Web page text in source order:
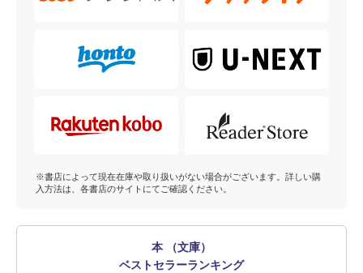
※書店によって現在在庫や取り扱いがない場合がございます。詳しい購
入方法は、各書店のサイトにてご確認ください。
本 （文庫）
ベストセラーランキング